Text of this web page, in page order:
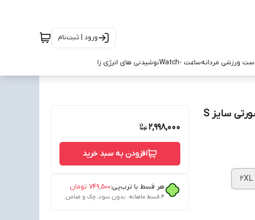
ورود | ثبت‌نام
ست ورزشی مردانهساعت -Watch نوشیدنی های انرژی زا
تیشرت بدمینتون و تنیس آدیداس آبی مشکی صورتی سایز S
2,998,000
افزودن به سبد خرید
هر قسط با ترب‌پی:۷۴۹٬۵۰۰ تومان
۴ قسط ماهانه. بدون سود، چک و ضامن.